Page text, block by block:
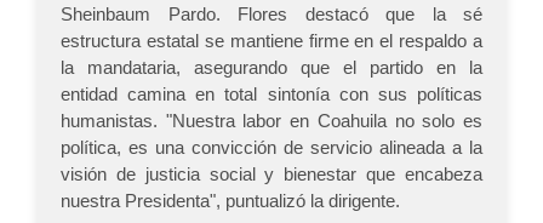
Sheinbaum Pardo. Flores destacó que la sé
estructura estatal se mantiene firme en el respaldo a
la mandataria, asegurando que el partido en la
entidad camina en total sintonía con sus políticas
humanistas. "Nuestra labor en Coahuila no solo es
política, es una convicción de servicio alineada a la
visión de justicia social y bienestar que encabeza
nuestra Presidenta", puntualizó la dirigente.